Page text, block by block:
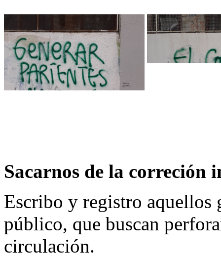
Sacarnos de la correción
Escribo y registro aquellos
público, que buscan
circulación.